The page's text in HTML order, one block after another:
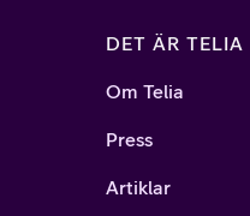
DET ÄR TELIA
Om Telia
Press
Artiklar